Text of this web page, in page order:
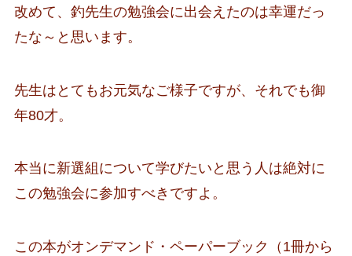
改めて、釣先生の勉強会に出会えたのは幸運だっ
たな～と思います。
先生はとてもお元気なご様子ですが、それでも御
年80才。
本当に新選組について学びたいと思う人は絶対に
この勉強会に参加すべきですよ。
この本がオンデマンド・ペーパーブック（1冊から